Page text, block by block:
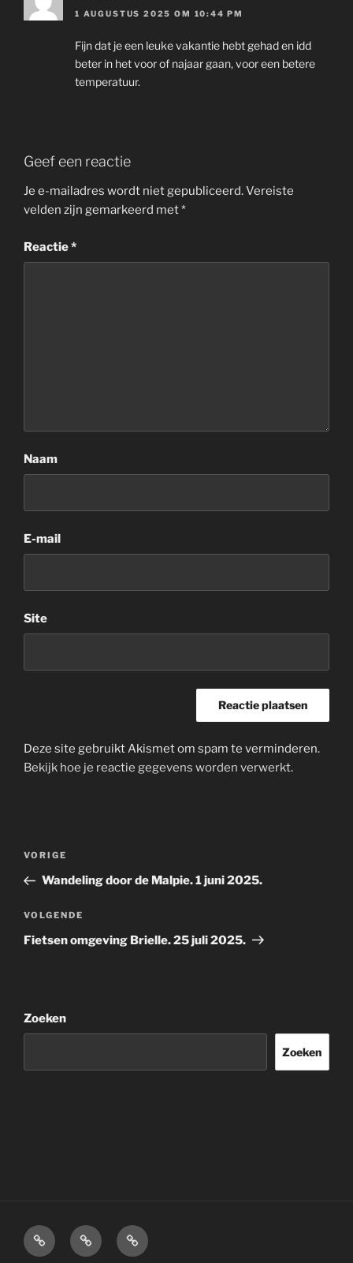
1 AUGUSTUS 2025 OM 10:44 PM
Fijn dat je een leuke vakantie hebt gehad en idd
beter in het voor of najaar gaan, voor een betere
temperatuur.
Geef een reactie
Je e-mailadres wordt niet gepubliceerd.Vereiste
velden zijn gemarkeerd met*
Reactie*
Naam
E-mail
Site
Deze site gebruikt Akismet om spam te verminderen.
Bekijk hoe je reactie gegevens worden verwerkt.
Bericht
Vorig
bericht
VORIGE
Wandeling door de Malpie. 1 juni 2025.
Volgend
bericht
VOLGENDE
Fietsen omgeving Brielle. 25 juli 2025.
Zoeken
Zoeken
Home
Over
mij.
Disclaimer.